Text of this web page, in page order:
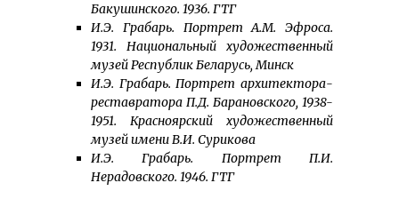
Бакушинского. 1936. ГТГ
И.Э. Грабарь. Портрет А.М. Эфроса.
1931. Национальный художественный
музей Республик Беларусь, Минск
И.Э. Грабарь. Портрет архитектора-
реставратора П.Д. Барановского, 1938-
1951. Красноярский художественный
музей имени В.И. Сурикова
И.Э. Грабарь. Портрет П.И.
Нерадовского. 1946. ГТГ